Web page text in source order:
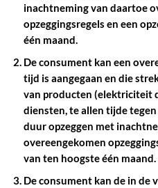
inachtneming van daartoe
opzeggingsregels en een
één maand.
De consument kan een
tijd is aangegaan en die
van producten (elektriciteit
diensten, te allen tijde
duur opzeggen met
overeengekomen
van ten hoogste één maand.
De consument kan de in de